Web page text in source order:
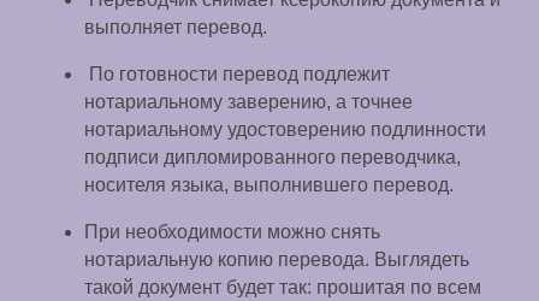
выполняет перевод.
По готовности перевод подлежит
нотариальному заверению, а точнее
нотариальному удостоверению подлинности
подписи дипломированного переводчика,
носителя языка, выполнившего перевод.
При необходимости можно снять
нотариальную копию перевода. Выглядеть
такой документ будет так: прошитая по всем